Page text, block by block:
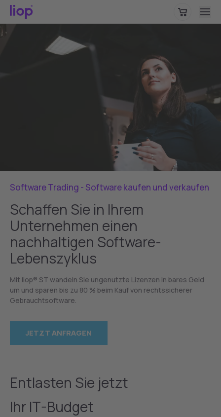
Bitte wählen Sie Ihre Region, um standortspezifische Inhalte
zu sehen.
Deutschland
Software Trading - Software kaufen und verkaufen
Schaffen Sie in Ihrem
Unternehmen einen
nachhaltigen Software-
Lebenszyklus
Mit liop® ST wandeln Sie ungenutzte Lizenzen in bares Geld
um und sparen bis zu 80 % beim Kauf von rechtssicherer
Gebrauchtsoftware.
JETZT ANFRAGEN
Entlasten Sie jetzt
Ihr IT-Budget